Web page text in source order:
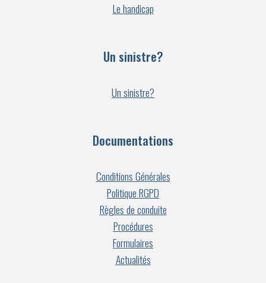
Le handicap
Un sinistre?
Un sinistre?
Documentations
Conditions Générales
Politique RGPD
Règles de conduite
Procédures
Formulaires
Actualités